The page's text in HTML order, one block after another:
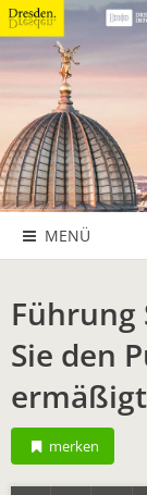
MENÜ
Führung
Sie den
merken